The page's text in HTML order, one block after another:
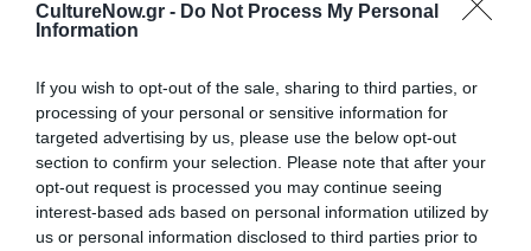
CultureNow.gr - Do Not Process My Personal
Information
If you wish to opt-out of the sale, sharing to third parties, or
processing of your personal or sensitive information for
targeted advertising by us, please use the below opt-out
section to confirm your selection. Please note that after your
opt-out request is processed you may continue seeing
interest-based ads based on personal information utilized by
us or personal information disclosed to third parties prior to
Σκηνικά – Κοστούμια:Γιάννης Μετζικώφ
Βοηθός σκηνοθέτη:Βίκυ Πάστρα
Φωτογραφίες: Γκέλυ Καλαμπάκα
Social Media:Renegade Media
Επικοινωνία – προβολή: Μαρκέλλα Καζαμία
Οργάνωση παραγωγής:Κωνσταντίνα Νταντάμη